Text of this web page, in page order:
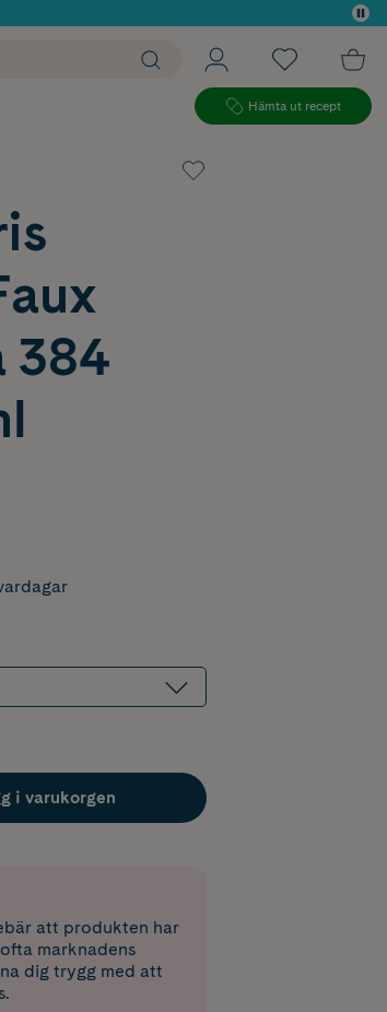
Hämta ut recept
384
i varukorgen
att produkten har
marknadens
dig trygg med att